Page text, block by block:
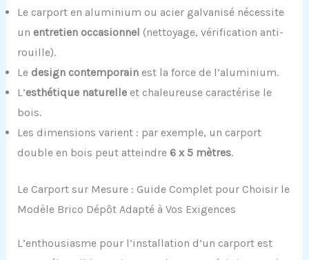
Le carport en aluminium ou acier galvanisé nécessite
un entretien occasionnel (nettoyage, vérification anti-
rouille).
Le design contemporainest la force de l’aluminium.
L’esthétique naturelleet chaleureuse caractérise le
bois.
Les dimensions varient : par exemple, un carport
double en bois peut atteindre 6 x 5 mètres.
Le Carport sur Mesure : Guide Complet pour Choisir le
Modèle Brico Dépôt Adapté à Vos Exigences
L’enthousiasme pour l’installation d’un carport est